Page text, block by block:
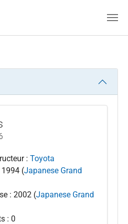
: Toyota
1994 (Japanese Grand
: 2002 (Japanese Grand
: 0